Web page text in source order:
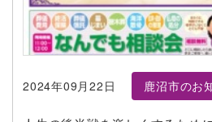
2024年09月22日 鹿沼市のお